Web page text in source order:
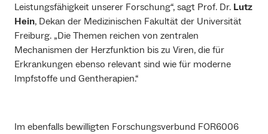
Leistungsfähigkeit unserer Forschung“, sagt Prof. Dr. Lutz
Hein, Dekan der Medizinischen Fakultät der Universität
Freiburg. „Die Themen reichen von zentralen
Mechanismen der Herzfunktion bis zu Viren, die für
Erkrankungen ebenso relevant sind wie für moderne
Impfstoffe und Gentherapien.“
Im ebenfalls bewilligten Forschungsverbund FOR6006